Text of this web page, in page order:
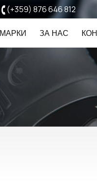
(+359) 876 646 812
МАРКИ ЗА НАС